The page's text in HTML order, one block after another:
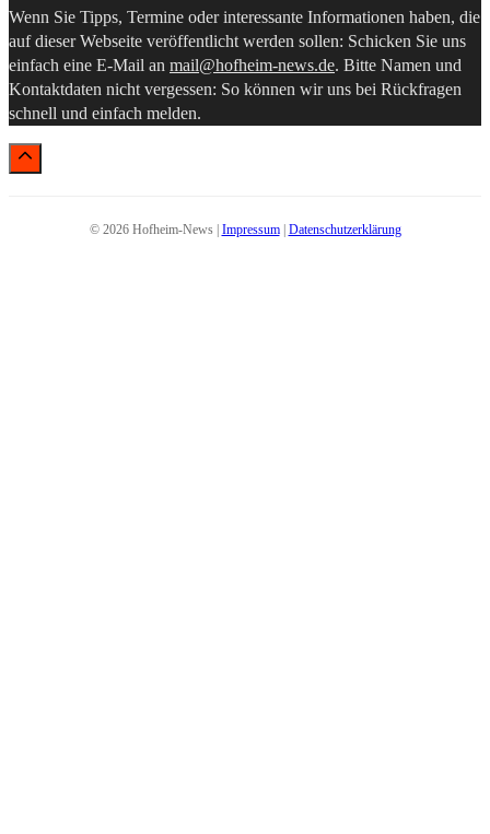
Wenn Sie Tipps, Termine oder interessante Informationen haben, die
auf dieser Webseite veröffentlicht werden sollen: Schicken Sie uns
einfach eine E-Mail an mail@hofheim-news.de. Bitte Namen und
Kontaktdaten nicht vergessen: So können wir uns bei Rückfragen
schnell und einfach melden.
© 2026 Hofheim-News | Impressum| Datenschutzerklärung